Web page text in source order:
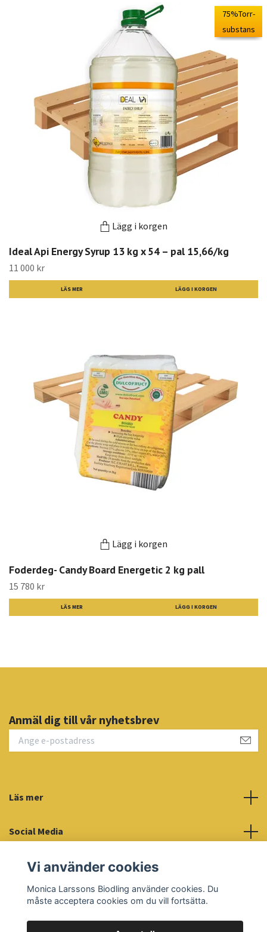
75%Torr-
substans
Lägg i korgen
Ideal Api Energy Syrup 13 kg x 54 – pal 15,66/kg
11 000 kr
LÄS MER
Lägg i korgen
Foderdeg- Candy Board Energetic 2 kg pall
15 780 kr
LÄS MER
Anmäl dig till vår nyhetsbrev
Läs mer
Social Media
Vi använder cookies
Monica Larssons Biodling använder cookies. Du
måste acceptera cookies om du vill fortsätta.